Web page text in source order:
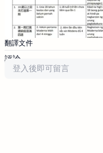
翻譯文件
評論